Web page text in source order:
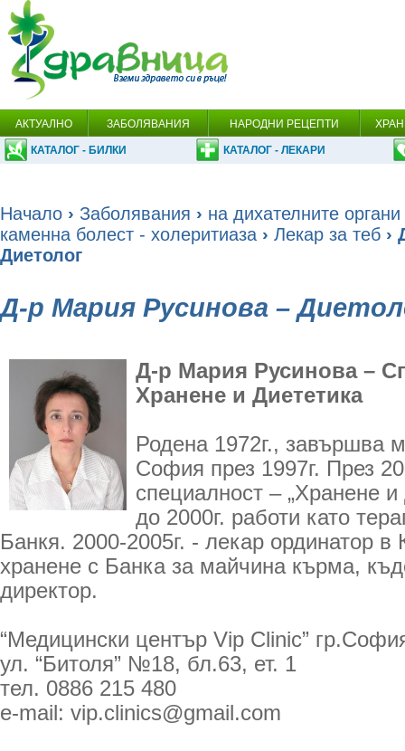
АКТУАЛНО ЗАБОЛЯВАНИЯ НАРОДНИ РЕЦЕПТИ
КАТАЛОГ - БИЛКИ КАТАЛОГ - ЛЕКАРИ
Начало › Заболявания › на дихателните
каменна болест - холеритиаза › Лекар за теб ›
Диетолог
Д-р Мария Русинова –
Д-р Мария Русинова –
Хранене и Диететика
Родена 1972г., завършва
София през 1997г. През
специалност – „Хранене
до 2000г. работи като
Банкя. 2000-2005г. - лекар ординатор в
хранене с Банка за майчина кърма,
директор.
“Медицински център Vip Clinic”
ул. “Битоля” №18, бл.63, ет. 1
тел. 0886 215 480
e-mail: vip.clinics@gmail.com